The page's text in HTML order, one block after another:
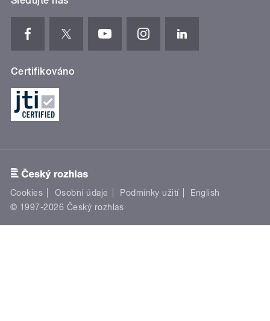
Certifikováno
Cookies Osobní údaje Podmínky užití
English
© 1997-2026 Český rozhlas